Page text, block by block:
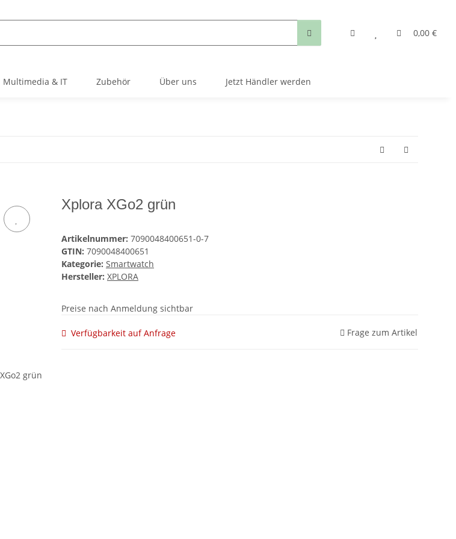
0,00 €
Multimedia & IT Zubehör Über uns Jetzt Händler werden
Xplora XGo2 grün
Artikelnummer: 7090048400651-0-7
GTIN: 7090048400651
Kategorie: Smartwatch
Hersteller: XPLORA
Preise nach Anmeldung sichtbar
Verfügbarkeit auf Anfrage Frage zum Artikel